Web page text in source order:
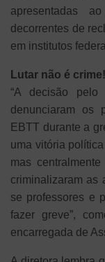
apresentadas
decorrentes de
em institutos
Lutar não é crime!
“A decisão pelo
denunciaram os
EBTT durante a
uma vitória
mas
criminalizaram as
se professores e
fazer greve”,
encarregada de